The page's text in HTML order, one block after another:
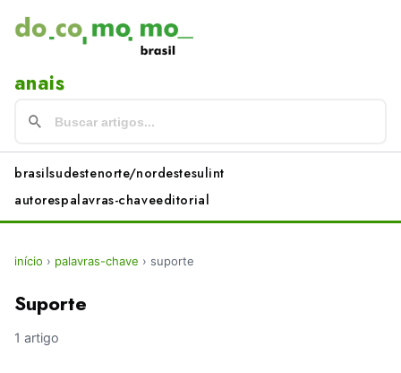
anais
brasilsudestenorte/nordestesulint
autorespalavras-chaveeditorial
início › palavras-chave › suporte
Suporte
1 artigo